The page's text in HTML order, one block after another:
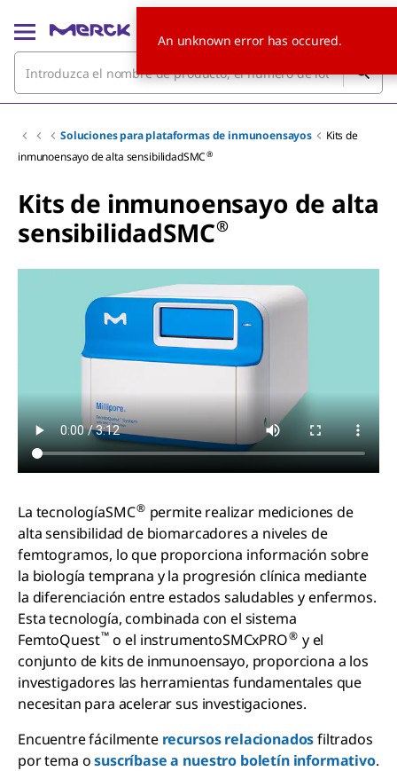
Soluciones para plataformas de inmunoensayos
Kits de
inmunoensayo de alta sensibilidadSMC®
Kits de inmunoensayo de alta
sensibilidadSMC®
La tecnologíaSMC® permite realizar mediciones de
alta sensibilidad de biomarcadores a niveles de
femtogramos, lo que proporciona información sobre
la biología temprana y la progresión clínica mediante
la diferenciación entre estados saludables y enfermos.
Esta tecnología, combinada con el sistema
FemtoQuest™ o el instrumentoSMCxPRO® y el
conjunto de kits de inmunoensayo, proporciona a los
investigadores las herramientas fundamentales que
necesitan para acelerar sus investigaciones.
Encuentre fácilmente recursos relacionadosfiltrados
por tema osuscríbase a nuestro boletín informativo.
An unknown error has occured.